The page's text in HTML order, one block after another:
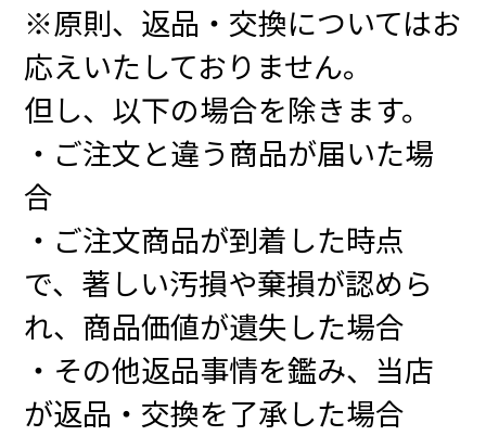
※原則、返品・交換についてはお
応えいたしておりません。
但し、以下の場合を除きます。
・ご注文と違う商品が届いた場
合
・ご注文商品が到着した時点
で、著しい汚損や棄損が認めら
れ、商品価値が遺失した場合
・その他返品事情を鑑み、当店
が返品・交換を了承した場合